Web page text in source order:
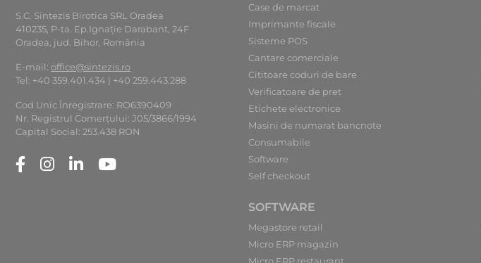
S.C. Sintezis Birotica SRL Oradea
410235, P-ta. Ep.Ignaţie Darabant, 24F
Oradea, jud. Bihor, România
E-mail: office@sintezis.ro
Tel: +40 359.401.434 | +40 259.443.288
Cod Unic Înregistrare: RO6390409
Nr. Registrul Comerţului: J05/3866/1994
Capital Social: 253.438 RON
Case de marcat
Imprimante fiscale
Sisteme POS
Cantare comerciale
Cititoare coduri de bare
Verificatoare de pret
Etichete electronice
Masini de numarat bancnote
Consumabile
Software
Self checkout
SOFTWARE
Megastore retail
Micro ERP magazin